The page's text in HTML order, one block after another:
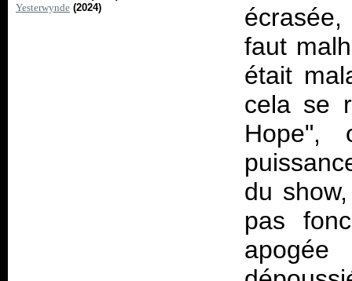
Yesterwynde (2024)
faut
était
cela se
Hope",
du
pas